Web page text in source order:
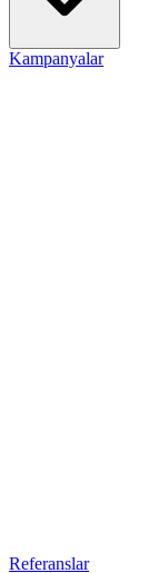
Kampanyalar
Referanslar